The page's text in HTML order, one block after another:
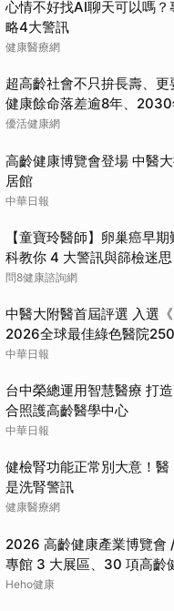
心情不好找AI聊天可以嗎？
略4大警訊
健康醫療網
超高齡社會不只拚長壽、更
健康餘命落差逾8年、2030
破百萬戶
優活健康網
高齡健康博覽會登場 中醫
居館
中華日報
【童寶玲醫師】卵巢癌早
科教你 4 大警訊與篩檢迷思
問8健康諮詢網
中醫大附醫首屆評選 入選
2026全球最佳綠色醫院
中華日報
台中榮總運用智慧醫療 打
合照護高齡醫學中心
中華日報
健檢腎功能正常別大意！
是洗腎警訊
健康醫療網
2026 高齡健康產業博覽會
專館 3 大展區、30 項高齡
Heho健康